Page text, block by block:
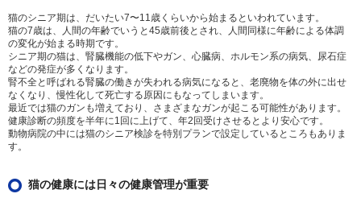
猫のシニア期は、だいたい7〜11歳くらいから始まるといわれています。
猫の7歳は、人間の年齢でいうと45歳前後とされ、人間同様に年齢による体調
の変化が始まる時期です。
シニア期の猫は、腎臓機能の低下やガン、心臓病、ホルモン系の病気、尿石症
などの発症が多くなります。
腎不全と呼ばれる腎臓の働きが失われる病気になると、老廃物を体の外に出せ
なくなり、慢性化して死亡する原因にもなってしまいます。
最近では猫のガンも増えており、さまざまなガンが起こる可能性があります。
健康診断の頻度を半年に1回に上げて、年2回受けさせるとより安心です。
動物病院の中には猫のシニア検診を特別プランで設定しているところもありま
す。
猫の健康には日々の健康管理が重要